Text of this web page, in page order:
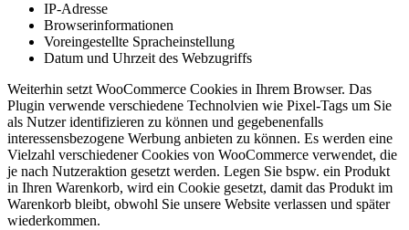
IP-Adresse
Browserinformationen
Voreingestellte Spracheinstellung
Datum und Uhrzeit des Webzugriffs
Weiterhin setzt WooCommerce Cookies in Ihrem Browser. Das
Plugin verwende verschiedene Technolvien wie Pixel-Tags um Sie
als Nutzer identifizieren zu können und gegebenenfalls
interessensbezogene Werbung anbieten zu können. Es werden eine
Vielzahl verschiedener Cookies von WooCommerce verwendet, die
je nach Nutzeraktion gesetzt werden. Legen Sie bspw. ein Produkt
in Ihren Warenkorb, wird ein Cookie gesetzt, damit das Produkt im
Warenkorb bleibt, obwohl Sie unsere Website verlassen und später
wiederkommen.